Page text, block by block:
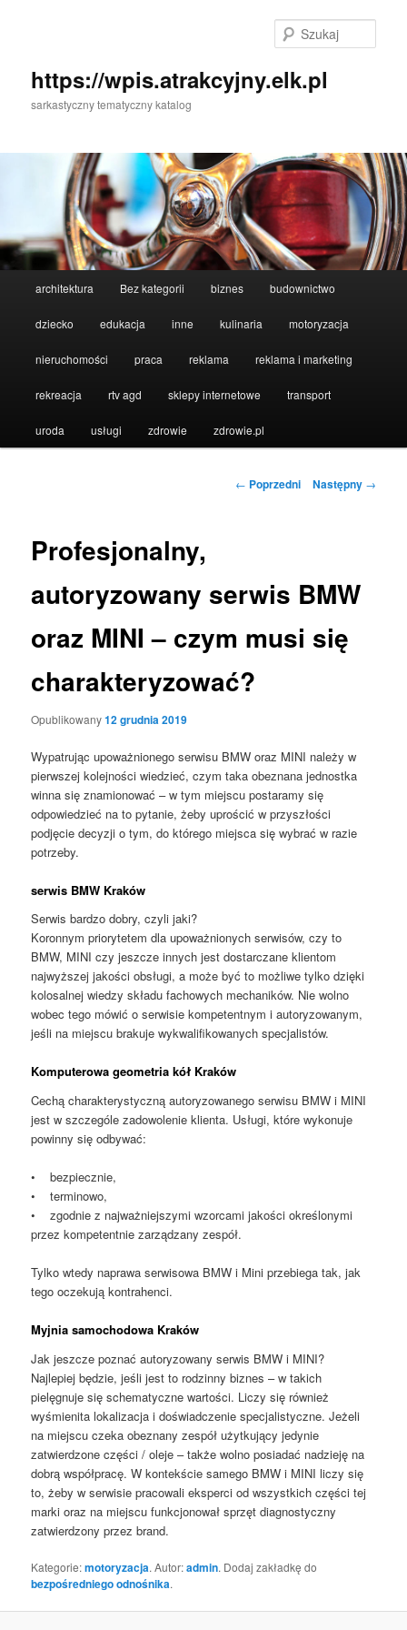
https://wpis.atrakcyjny.elk.pl
sarkastyczny tematyczny katalog
architektura Bez kategorii biznes budownictwo
dziecko edukacja inne kulinaria motoryzacja
nieruchomości praca reklama reklama i marketing
rekreacja rtv agd sklepy internetowe transport
uroda usługi zdrowie zdrowie.pl
Nawigacja
← Poprzedni Następny →
Profesjonalny,
autoryzowany serwis BMW
oraz MINI – czym musi się
charakteryzować?
Opublikowany12 grudnia 2019
Wypatrując upoważnionego serwisu BMW oraz MINI należy w
pierwszej kolejności wiedzieć, czym taka obeznana jednostka
winna się znamionować – w tym miejscu postaramy się
odpowiedzieć na to pytanie, żeby uprościć w przyszłości
podjęcie decyzji o tym, do którego miejsca się wybrać w razie
potrzeby.
serwis BMW Kraków
Serwis bardzo dobry, czyli jaki?
Koronnym priorytetem dla upoważnionych serwisów, czy to
BMW, MINI czy jeszcze innych jest dostarczane klientom
najwyższej jakości obsługi, a może być to możliwe tylko dzięki
kolosalnej wiedzy składu fachowych mechaników. Nie wolno
wobec tego mówić o serwisie kompetentnym i autoryzowanym,
jeśli na miejscu brakuje wykwalifikowanych specjalistów.
Komputerowa geometria kół Kraków
Cechą charakterystyczną autoryzowanego serwisu BMW i MINI
jest w szczególe zadowolenie klienta. Usługi, które wykonuje
powinny się odbywać:
• bezpiecznie,
• terminowo,
• zgodnie z najważniejszymi wzorcami jakości określonymi
przez kompetentnie zarządzany zespół.
Tylko wtedy naprawa serwisowa BMW i Mini przebiega tak, jak
tego oczekują kontrahenci.
Myjnia samochodowa Kraków
Jak jeszcze poznać autoryzowany serwis BMW i MINI?
Najlepiej będzie, jeśli jest to rodzinny biznes – w takich
pielęgnuje się schematyczne wartości. Liczy się również
wyśmienita lokalizacja i doświadczenie specjalistyczne. Jeżeli
na miejscu czeka obeznany zespół użytkujący jedynie
zatwierdzone części / oleje – także wolno posiadać nadzieję na
dobrą współpracę. W kontekście samego BMW i MINI liczy się
to, żeby w serwisie pracowali eksperci od wszystkich części tej
marki oraz na miejscu funkcjonował sprzęt diagnostyczny
zatwierdzony przez brand.
Kategorie:motoryzacja. Autor:admin. Dodaj zakładkę do
bezpośredniego odnośnika.